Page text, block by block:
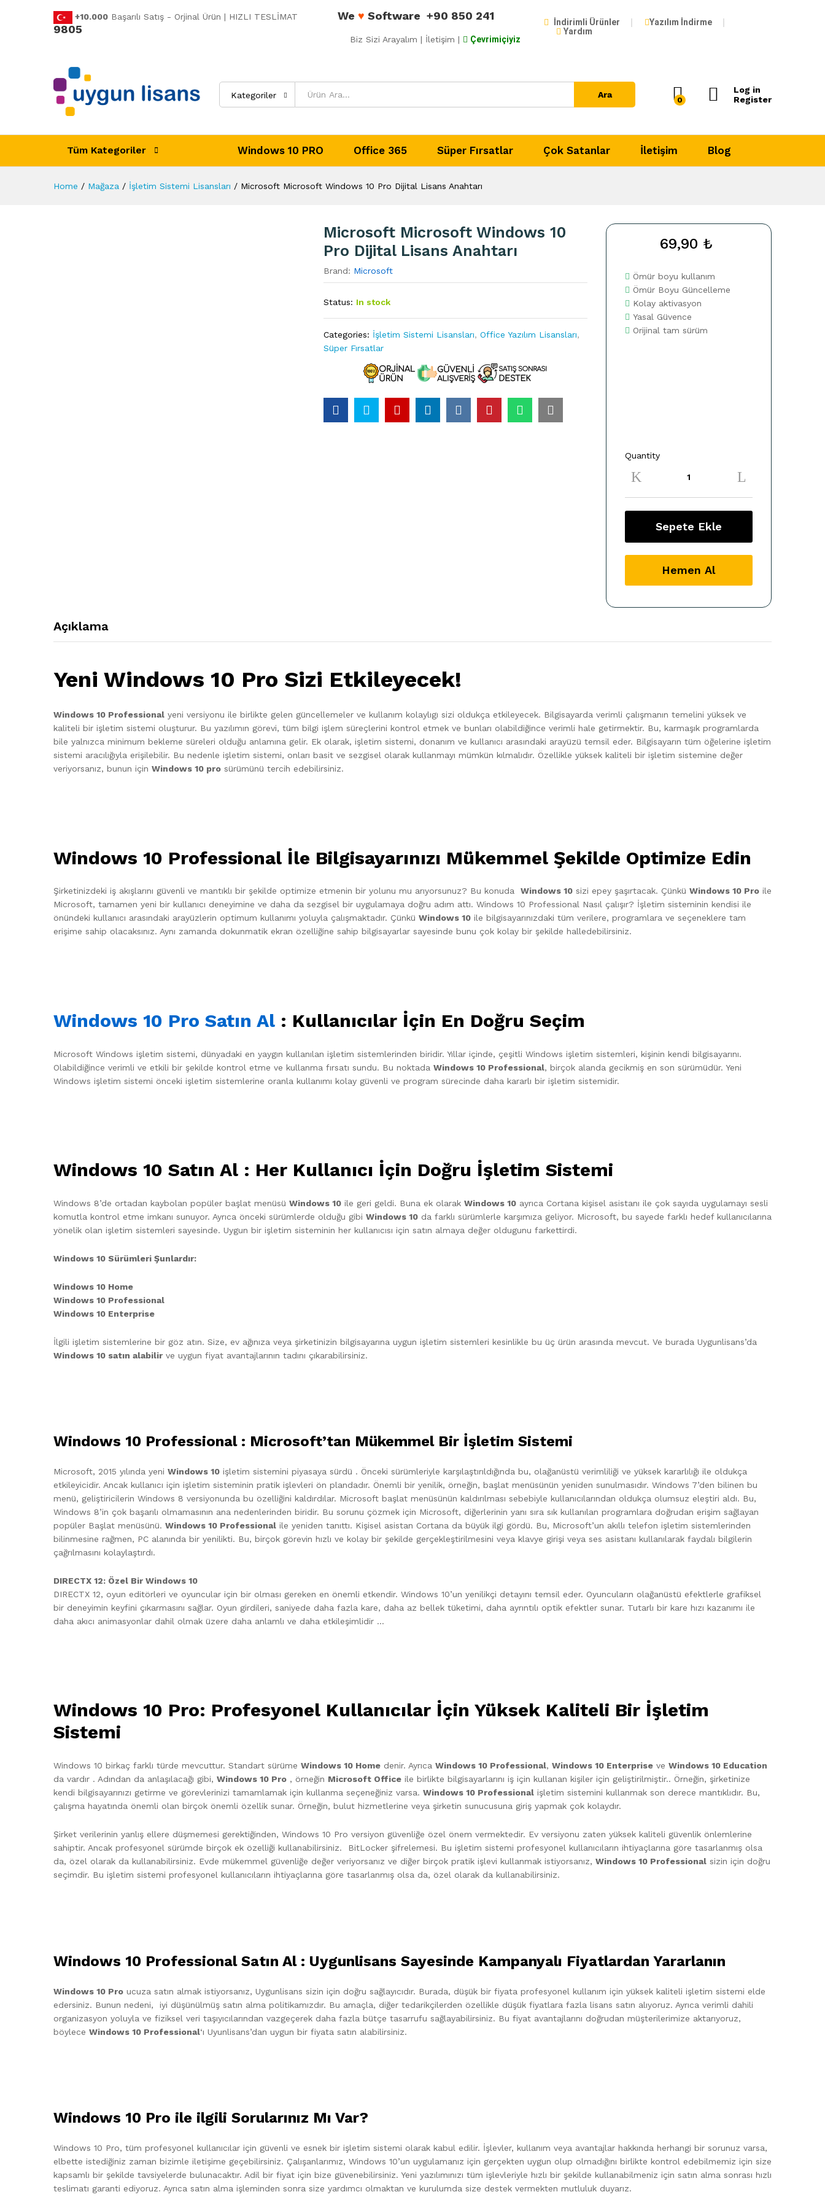
+10.000 Başarılı Satış - Orjinal Ürün | HIZLI TESLİMAT We ♥ Software +90 850 241
9805
Biz Sizi Arayalım | İletişim | Çevrimiçiyiz
İndirimli Ürünler
Yazılım İndirme
Yardım
Kategoriler Ara
0
Log in
Register
Tüm Kategoriler Windows 10 PRO Office 365 Süper Fırsatlar Çok Satanlar İletişim Blog
Home / Mağaza / İşletim Sistemi Lisansları / Microsoft Microsoft Windows 10 Pro Dijital Lisans Anahtarı
Microsoft Microsoft Windows 10
Pro Dijital Lisans Anahtarı
Brand: Microsoft
Status: In stock
Categories: İşletim Sistemi Lisansları, Office Yazılım Lisansları,
Süper Fırsatlar
69,90 ₺
Ömür boyu kullanım
Ömür Boyu Güncelleme
Kolay aktivasyon
Yasal Güvence
Orijinal tam sürüm
Microsoft
Microsoft
Windows
10
Pro
Quantity
Sepete Ekle
Hemen Al
Açıklama
Yeni Windows 10 Pro Sizi Etkileyecek!
Windows 10 Professional yeni versiyonu ile birlikte gelen güncellemeler ve kullanım kolaylıgı sizi oldukça etkileyecek. Bilgisayarda verimli çalışmanın temelini yüksek ve
kaliteli bir işletim sistemi oluşturur. Bu yazılımın görevi, tüm bilgi işlem süreçlerini kontrol etmek ve bunları olabildiğince verimli hale getirmektir. Bu, karmaşık programlarda
bile yalnızca minimum bekleme süreleri olduğu anlamına gelir. Ek olarak, işletim sistemi, donanım ve kullanıcı arasındaki arayüzü temsil eder. Bilgisayarın tüm öğelerine işletim
sistemi aracılığıyla erişilebilir. Bu nedenle işletim sistemi, onları basit ve sezgisel olarak kullanmayı mümkün kılmalıdır. Özellikle yüksek kaliteli bir işletim sistemine değer
veriyorsanız, bunun için Windows 10 pro sürümünü tercih edebilirsiniz.
Windows 10 Professional İle Bilgisayarınızı Mükemmel Şekilde Optimize Edin
Şirketinizdeki iş akışlarını güvenli ve mantıklı bir şekilde optimize etmenin bir yolunu mu arıyorsunuz? Bu konuda Windows 10 sizi epey şaşırtacak. Çünkü Windows 10 Pro ile
Microsoft, tamamen yeni bir kullanıcı deneyimine ve daha da sezgisel bir uygulamaya doğru adım attı. Windows 10 Professional Nasıl çalışır? İşletim sisteminin kendisi ile
önündeki kullanıcı arasındaki arayüzlerin optimum kullanımı yoluyla çalışmaktadır. Çünkü Windows 10 ile bilgisayarınızdaki tüm verilere, programlara ve seçeneklere tam
erişime sahip olacaksınız. Aynı zamanda dokunmatik ekran özelliğine sahip bilgisayarlar sayesinde bunu çok kolay bir şekilde halledebilirsiniz.
Windows 10 Pro Satın Al : Kullanıcılar İçin En Doğru Seçim
Microsoft Windows işletim sistemi, dünyadaki en yaygın kullanılan işletim sistemlerinden biridir. Yıllar içinde, çeşitli Windows işletim sistemleri, kişinin kendi bilgisayarını.
Olabildiğince verimli ve etkili bir şekilde kontrol etme ve kullanma fırsatı sundu. Bu noktada Windows 10 Professional, birçok alanda gecikmiş en son sürümüdür. Yeni
Windows işletim sistemi önceki işletim sistemlerine oranla kullanımı kolay güvenli ve program sürecinde daha kararlı bir işletim sistemidir.
Windows 10 Satın Al : Her Kullanıcı İçin Doğru İşletim Sistemi
Windows 8’de ortadan kaybolan popüler başlat menüsü Windows 10 ile geri geldi. Buna ek olarak Windows 10 ayrıca Cortana kişisel asistanı ile çok sayıda uygulamayı sesli
komutla kontrol etme imkanı sunuyor. Ayrıca önceki sürümlerde olduğu gibi Windows 10 da farklı sürümlerle karşımıza geliyor. Microsoft, bu sayede farklı hedef kullanıcılarına
yönelik olan işletim sistemleri sayesinde. Uygun bir işletim sisteminin her kullanıcısı için satın almaya değer oldugunu farkettirdi.
Windows 10 Sürümleri Şunlardır:
Windows 10 Home
Windows 10 Professional
Windows 10 Enterprise
İlgili işletim sistemlerine bir göz atın. Size, ev ağınıza veya şirketinizin bilgisayarına uygun işletim sistemleri kesinlikle bu üç ürün arasında mevcut. Ve burada Uygunlisans’da
Windows 10 satın alabilir ve uygun fiyat avantajlarının tadını çıkarabilirsiniz.
Windows 10 Professional : Microsoft’tan Mükemmel Bir İşletim Sistemi
Microsoft, 2015 yılında yeni Windows 10 işletim sistemini piyasaya sürdü . Önceki sürümleriyle karşılaştırıldığında bu, olağanüstü verimliliği ve yüksek kararlılığı ile oldukça
etkileyicidir. Ancak kullanıcı için işletim sisteminin pratik işlevleri ön plandadır. Önemli bir yenilik, örneğin, başlat menüsünün yeniden sunulmasıdır. Windows 7’den bilinen bu
menü, geliştiricilerin Windows 8 versiyonunda bu özelliğini kaldırdılar. Microsoft başlat menüsünün kaldırılması sebebiyle kullanıcılarından oldukça olumsuz eleştiri aldı. Bu,
Windows 8’in çok başarılı olmamasının ana nedenlerinden biridir. Bu sorunu çözmek için Microsoft, diğerlerinin yanı sıra sık kullanılan programlara doğrudan erişim sağlayan
popüler Başlat menüsünü. Windows 10 Professional ile yeniden tanıttı. Kişisel asistan Cortana da büyük ilgi gördü. Bu, Microsoft’un akıllı telefon işletim sistemlerinden
bilinmesine rağmen, PC alanında bir yenilikti. Bu, birçok görevin hızlı ve kolay bir şekilde gerçekleştirilmesini veya klavye girişi veya ses asistanı kullanılarak faydalı bilgilerin
çağrılmasını kolaylaştırdı.
DIRECTX 12: Özel Bir Windows 10
DIRECTX 12, oyun editörleri ve oyuncular için bir olması gereken en önemli etkendir. Windows 10’un yenilikçi detayını temsil eder. Oyuncuların olağanüstü efektlerle grafiksel
bir deneyimin keyfini çıkarmasını sağlar. Oyun girdileri, saniyede daha fazla kare, daha az bellek tüketimi, daha ayrıntılı optik efektler sunar. Tutarlı bir kare hızı kazanımı ile
daha akıcı animasyonlar dahil olmak üzere daha anlamlı ve daha etkileşimlidir …
Windows 10 Pro: Profesyonel Kullanıcılar İçin Yüksek Kaliteli Bir İşletim
Sistemi
Windows 10 birkaç farklı türde mevcuttur. Standart sürüme Windows 10 Home denir. Ayrıca Windows 10 Professional, Windows 10 Enterprise ve Windows 10 Education
da vardır . Adından da anlaşılacağı gibi, Windows 10 Pro , örneğin Microsoft Office ile birlikte bilgisayarlarını iş için kullanan kişiler için geliştirilmiştir.. Örneğin, şirketinize
kendi bilgisayarınızı getirme ve görevlerinizi tamamlamak için kullanma seçeneğiniz varsa. Windows 10 Professional işletim sistemini kullanmak son derece mantıklıdır. Bu,
çalışma hayatında önemli olan birçok önemli özellik sunar. Örneğin, bulut hizmetlerine veya şirketin sunucusuna giriş yapmak çok kolaydır.
Şirket verilerinin yanlış ellere düşmemesi gerektiğinden, Windows 10 Pro versiyon güvenliğe özel önem vermektedir. Ev versiyonu zaten yüksek kaliteli güvenlik önlemlerine
sahiptir. Ancak profesyonel sürümde birçok ek özelliği kullanabilirsiniz. BitLocker şifrelemesi. Bu işletim sistemi profesyonel kullanıcıların ihtiyaçlarına göre tasarlanmış olsa
da, özel olarak da kullanabilirsiniz. Evde mükemmel güvenliğe değer veriyorsanız ve diğer birçok pratik işlevi kullanmak istiyorsanız, Windows 10 Professional sizin için doğru
seçimdir. Bu işletim sistemi profesyonel kullanıcıların ihtiyaçlarına göre tasarlanmış olsa da, özel olarak da kullanabilirsiniz.
Windows 10 Professional Satın Al : Uygunlisans Sayesinde Kampanyalı Fiyatlardan Yararlanın
Windows 10 Pro ucuza satın almak istiyorsanız, Uygunlisans sizin için doğru sağlayıcıdır. Burada, düşük bir fiyata profesyonel kullanım için yüksek kaliteli işletim sistemi elde
edersiniz. Bunun nedeni, iyi düşünülmüş satın alma politikamızdır. Bu amaçla, diğer tedarikçilerden özellikle düşük fiyatlara fazla lisans satın alıyoruz. Ayrıca verimli dahili
organizasyon yoluyla ve fiziksel veri taşıyıcılarından vazgeçerek daha fazla bütçe tasarrufu sağlayabilirsiniz. Bu fiyat avantajlarını doğrudan müşterilerimize aktarıyoruz,
böylece Windows 10 Professional‘ı Uyunlisans’dan uygun bir fiyata satın alabilirsiniz.
Windows 10 Pro ile ilgili Sorularınız Mı Var?
Windows 10 Pro, tüm profesyonel kullanıcılar için güvenli ve esnek bir işletim sistemi olarak kabul edilir. İşlevler, kullanım veya avantajlar hakkında herhangi bir sorunuz varsa,
elbette istediğiniz zaman bizimle iletişime geçebilirsiniz. Çalışanlarımız, Windows 10’un uygulamanız için gerçekten uygun olup olmadığını birlikte kontrol edebilmemiz için size
kapsamlı bir şekilde tavsiyelerde bulunacaktır. Adil bir fiyat için bize güvenebilirsiniz. Yeni yazılımınızı tüm işlevleriyle hızlı bir şekilde kullanabilmeniz için satın alma sonrası hızlı
teslimatı garanti ediyoruz. Ayrıca satın alma işleminden sonra size yardımcı olmaktan ve kurulumda size destek vermekten mutluluk duyarız.
Açıklama Değerlendirmeler (0)